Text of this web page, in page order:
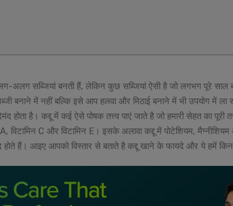
अलग सब्जियां बनती हैं, लेकिन कुछ सब्जियां ऐसी है जो लगभग पूरे साल
बनाने में नहीं बल्कि इसे आप हलवा और मिठाई बनाने में भी उपयोग में
होता है। कद्दू में कई ऐसे पोषक तत्त्व पाएं जाते है जो हमारी सेहत का
विटामिन C और विटामिन E। इसके अलावा कद्दू में पोटेशियम,
हैं। आइए आपको विस्तार से बताते है कद्दू खाने के फायदे और ये हमें किन